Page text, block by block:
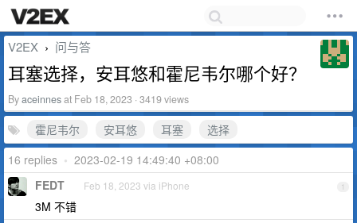
V2EX › 问与答
耳塞选择，安耳悠和霍尼韦尔哪个好？
Byaceinnesat Feb 18, 2023 · 3419 views
霍尼韦尔 安耳悠 耳塞
选择
16 replies • 2023-02-19 14:49:40 +08:00
1
FEDT Feb 18, 2023 via iPhone
3M 不错